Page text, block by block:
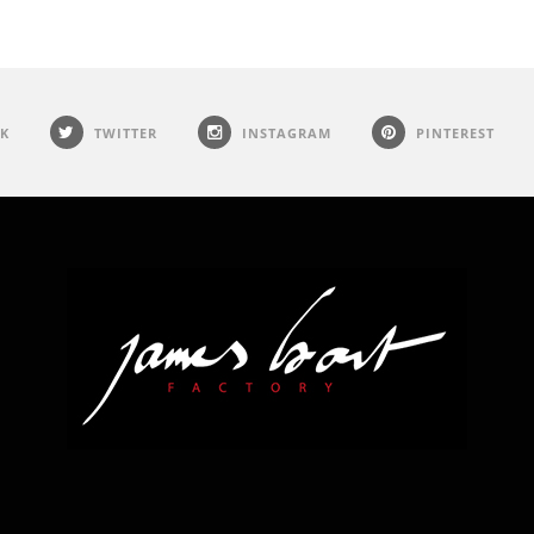
TWITTER INSTAGRAM PINTEREST